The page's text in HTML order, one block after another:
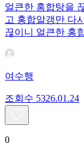
얼큰한 홍합탕을
고 홍합알갱만 다
끊이니 얼큰한 홍
여수행
조회수 5326.01.24
0